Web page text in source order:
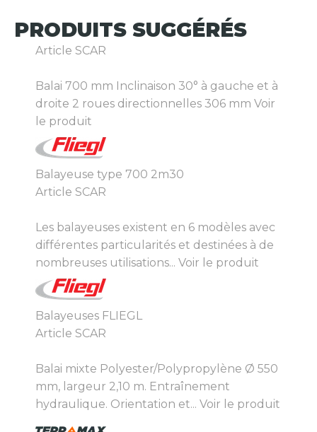
PRODUITS SUGGÉRÉS
Article SCAR
Balai 700 mm Inclinaison 30° à gauche et à
droite 2 roues directionnelles 306 mm Voir
le produit
Balayeuse type 700 2m30
Article SCAR
Les balayeuses existent en 6 modèles avec
différentes particularités et destinées à de
nombreuses utilisations... Voir le produit
Balayeuses FLIEGL
Article SCAR
Balai mixte Polyester/Polypropylène Ø 550
mm, largeur 2,10 m. Entraînement
hydraulique. Orientation et... Voir le produit